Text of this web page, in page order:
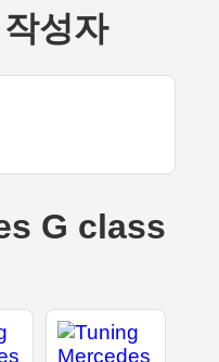
성자
G class